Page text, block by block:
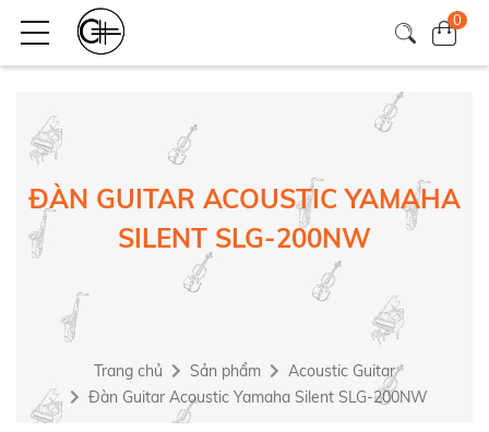
0
ĐÀN GUITAR ACOUSTIC YAMAHA
SILENT SLG-200NW
Trang chủ Sản phẩm
Acoustic Guitar
Đàn Guitar Acoustic Yamaha Silent SLG-200NW